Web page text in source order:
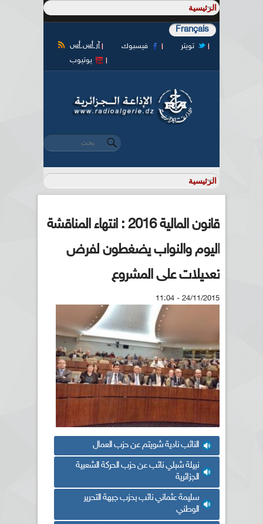
Français
آر أس أس فيسبوك
تويتر
يوتيوب
استمارة البحث
‏بحث ‏
قانون المالية 2016 : انتهاء المناقشة
اليوم والنواب يضغطون لفرض
تعديلات على المشروع
24/11/2015 - 11:04
النائب نادية شويتم عن حزب العمال
نبيلة شبلي نائب عن حزب الحركة الشعبية
الجزائرية
سليمة عثماني نائب بحزب جبهة التحرير
الوطني